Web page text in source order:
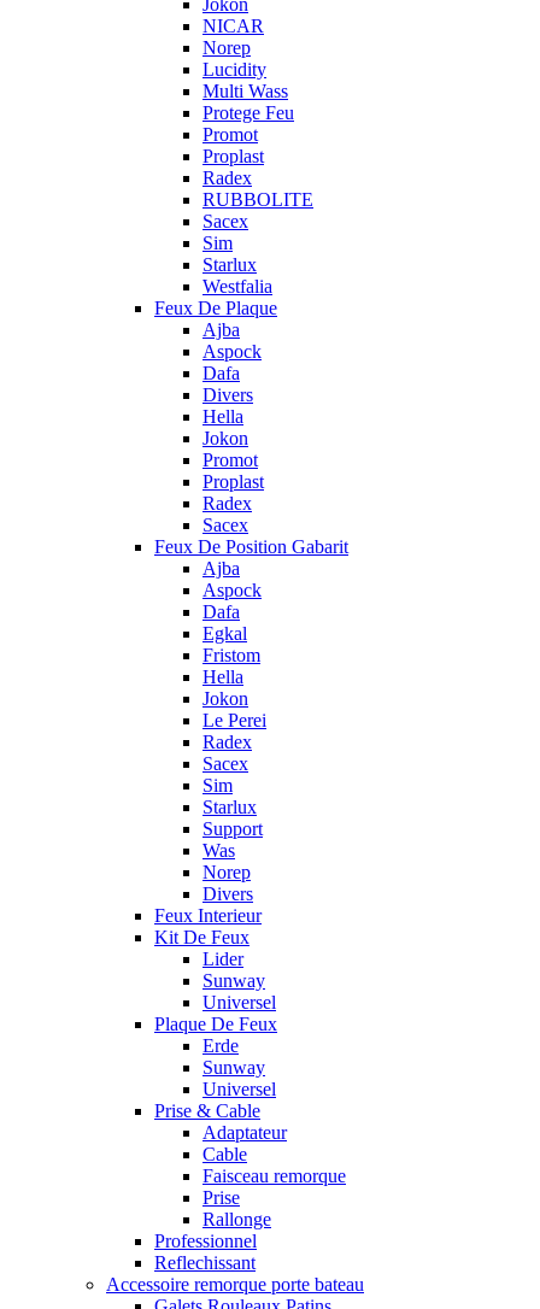
Jokon
NICAR
Norep
Lucidity
Multi Wass
Protege Feu
Promot
Proplast
Radex
RUBBOLITE
Sacex
Sim
Starlux
Westfalia
Feux De Plaque
Ajba
Aspock
Dafa
Divers
Hella
Jokon
Promot
Proplast
Radex
Sacex
Feux De Position Gabarit
Ajba
Aspock
Dafa
Egkal
Fristom
Hella
Jokon
Le Perei
Radex
Sacex
Sim
Starlux
Support
Was
Norep
Divers
Feux Interieur
Kit De Feux
Lider
Sunway
Universel
Plaque De Feux
Erde
Sunway
Universel
Prise & Cable
Adaptateur
Cable
Faisceau remorque
Prise
Rallonge
Professionnel
Reflechissant
Accessoire remorque porte bateau